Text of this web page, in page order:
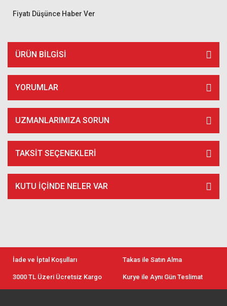
Fiyatı Düşünce Haber Ver
ÜRÜN BILGISI
YORUMLAR
UZMANLARIMIZA SORUN
TAKSIT SEÇENEKLERI
KUTU İÇİNDE NELER VAR
İade ve İptal Koşulları Takas ile Satın Alma
3000 TL Üzeri Ücretsiz Kargo Kurye ile Aynı Gün Teslimat